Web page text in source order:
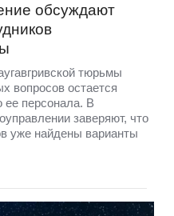
обсуждают
тюрьмы
вопросов остается
ее персонала. В
заверяют, что
уже найдены варианты